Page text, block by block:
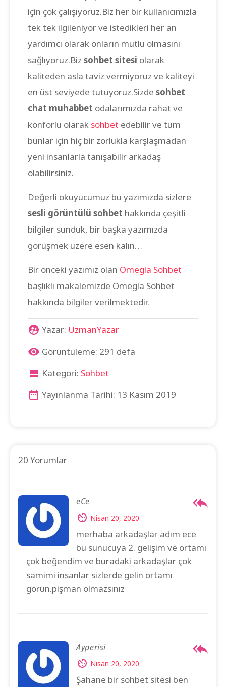
için çok çalışıyoruz.Biz her bir kullanıcımızla
tek tek ilgileniyor ve istedikleri her an
yardımcı olarak onların mutlu olmasını
sağlıyoruz.Biz sohbet sitesi olarak
kaliteden asla taviz vermiyoruz ve kaliteyi
en üst seviyede tutuyoruz.Sizde sohbet
chat muhabbet odalarımızda rahat ve
konforlu olarak sohbet edebilir ve tüm
bunlar için hiç bir zorlukla karşlaşmadan
yeni insanlarla tanışabilir arkadaş
olabilirsiniz.
Değerli okuyucumuz bu yazımızda sizlere
sesli görüntülü sohbet hakkında çeşitli
bilgiler sunduk, bir başka yazımızda
görüşmek üzere esen kalın…
Bir önceki yazımız olan Omegla Sohbet
başlıklı makalemizde Omegla Sohbet
hakkında bilgiler verilmektedir.
Yazar: UzmanYazar
Görüntüleme: 291 defa
Kategori: Sohbet
Yayınlanma Tarihi: 13 Kasım 2019
20 Yorumlar
eCe
Nisan 20, 2020
merhaba arkadaşlar adım ece
bu sunucuya 2. gelişim ve ortamı
çok beğendim ve buradaki arkadaşlar çok
samimi insanlar sizlerde gelin ortamı
görün.pişman olmazsınız
Ayperisi
Nisan 20, 2020
Şahane bir sohbet sitesi ben